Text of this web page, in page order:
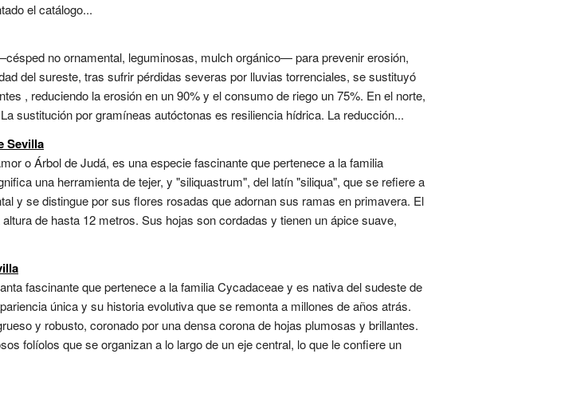
el catálogo...
no ornamental, leguminosas, mulch orgánico— para prevenir erosión,
del sureste, tras sufrir pérdidas severas por lluvias torrenciales, se sustituyó
, reduciendo la erosión en un 90% y el consumo de riego un 75%. En el norte,
sustitución por gramíneas autóctonas es resiliencia hídrica. La reducción...
Sevilla
o Árbol de Judá, es una especie fascinante que pertenece a la familia
una herramienta de tejer, y "siliquastrum", del latín "siliqua", que se refiere a
y se distingue por sus flores rosadas que adornan sus ramas en primavera. El
de hasta 12 metros. Sus hojas son cordadas y tienen un ápice suave,
fascinante que pertenece a la familia Cycadaceae y es nativa del sudeste de
única y su historia evolutiva que se remonta a millones de años atrás.
y robusto, coronado por una densa corona de hojas plumosas y brillantes.
folíolos que se organizan a lo largo de un eje central, lo que le confiere un